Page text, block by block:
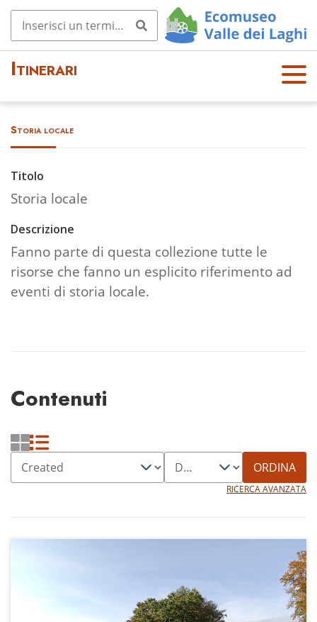
Itinerari
OPE
N
Storia locale
Titolo
Storia locale
Descrizione
Fanno parte di questa collezione tutte le
risorse che fanno un esplicito riferimento ad
eventi di storia locale.
Contenuti
ORDINA
RICERCA AVANZATA